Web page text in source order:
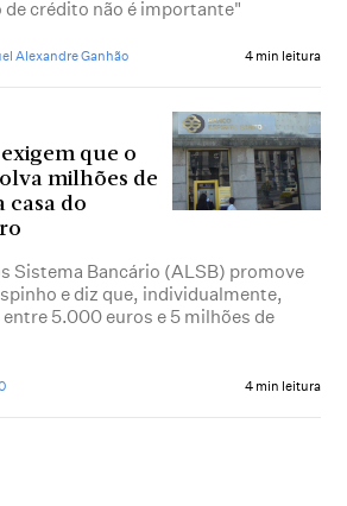
crédito não é importante"
Alexandre Ganhão 4 min leitura
exigem que o
milhões de
casa do
Sistema Bancário (ALSB) promove
e diz que, individualmente,
entre 5.000 euros e 5 milhões de
4 min leitura